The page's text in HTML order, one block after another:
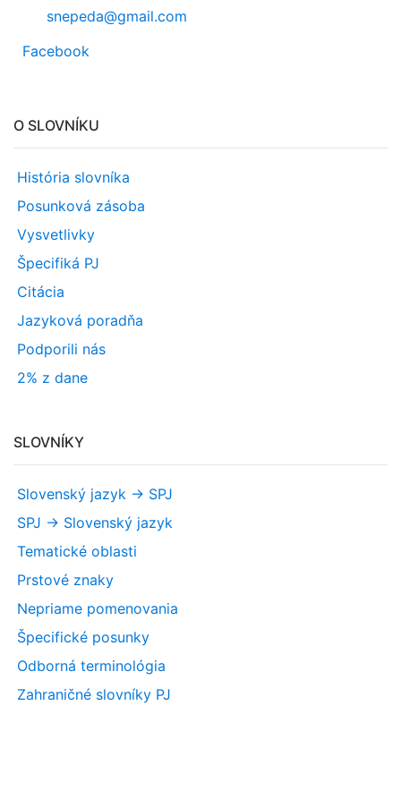
snepeda@gmail.com
Facebook
O SLOVNÍKU
História slovníka
Posunková zásoba
Vysvetlivky
Špecifiká PJ
Citácia
Jazyková poradňa
Podporili nás
2% z dane
SLOVNÍKY
Slovenský jazyk -> SPJ
SPJ -> Slovenský jazyk
Tematické oblasti
Prstové znaky
Nepriame pomenovania
Špecifické posunky
Odborná terminológia
Zahraničné slovníky PJ